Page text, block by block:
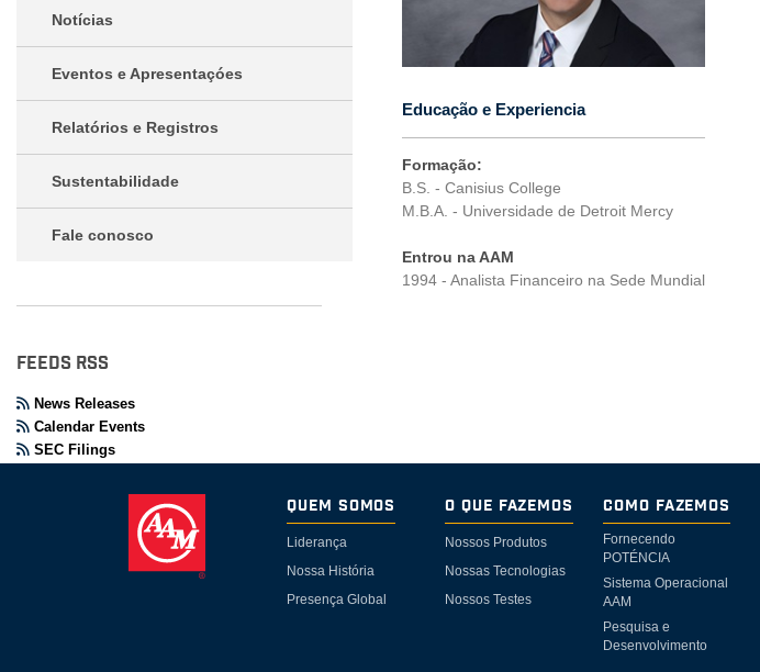
Notícias
Eventos e Apresentaçóes
Relatórios e Registros
Sustentabilidade
Fale conosco
FEEDS RSS
News Releases
Calendar Events
SEC Filings
Educação e Experiencia
Formação:
B.S. - Canisius College
M.B.A. - Universidade de Detroit Mercy
Entrou na AAM
1994 - Analista Financeiro na Sede Mundial
Quem somos
Liderança
Nossa História
Presença Global
O Que Fazemos
Nossos Produtos
Nossas Tecnologias
Nossos Testes
Como Fazemos
Fornecendo
POTÉNCIA
Sistema Operacional
AAM
Pesquisa e
Desenvolvimento